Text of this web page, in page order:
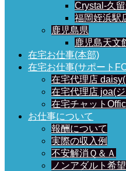
Crystal-久
福岡姪浜駅
鹿児島県
鹿児島天文
在宅お仕事(本部)
在宅お仕事(サポート
在宅代理店
在宅代理店 joa(
在宅チャット
お仕事について
報酬について
実際の収入例
不安解消Ｑ＆Ａ
ノンアダルト希